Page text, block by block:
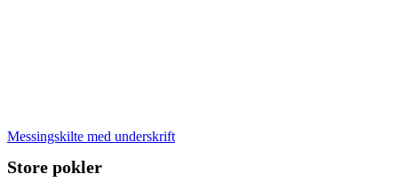
Messingskilte med underskrift
Store pokler